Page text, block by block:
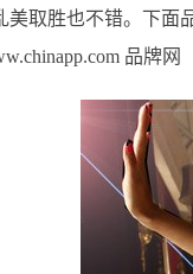
美取胜也不错。下面
品牌网